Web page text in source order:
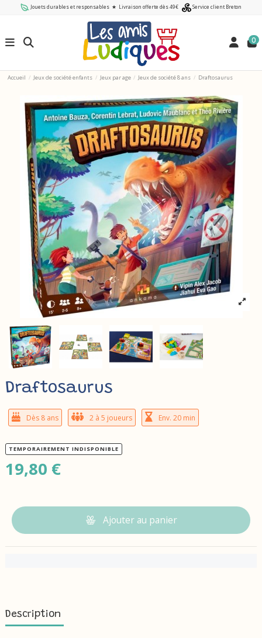
Jouets durables et responsables ★ Livraison offerte dès 49€ Service client Breton
0
Accueil Jeux de société enfants Jeux par age Jeux de société 8 ans Draftosaurus
Draftosaurus
Dès 8 ans 2 à 5 joueurs Env. 20 min
TEMPORAIREMENT INDISPONIBLE
19,80 €
Ajouter au panier
Description